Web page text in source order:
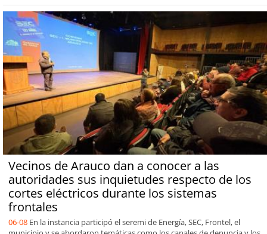
Vecinos de Arauco dan a conocer a las
autoridades sus inquietudes respecto de los
cortes eléctricos durante los sistemas
frontales
06-08 En la instancia participó el seremi de Energía, SEC, Frontel, el